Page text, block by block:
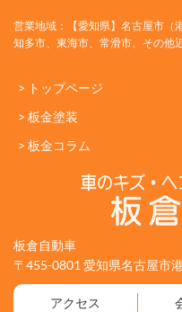
営業地域：【愛知県】名古屋市（
知多市、東海市、常滑市、その他
> トップページ
> 板金塗装
> 板金コラム
板倉自動車
〒455-0801 愛知県名古屋市
アクセス